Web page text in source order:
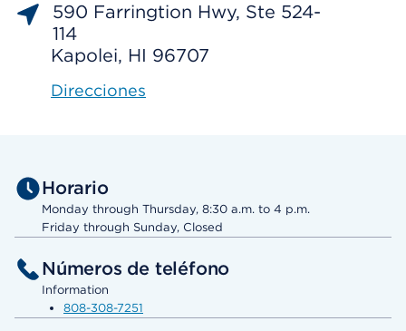
590 Farringtion Hwy, Ste 524-
114
Kapolei, HI 96707
Direcciones
Horario
Monday through Thursday, 8:30 a.m. to 4 p.m.
Friday through Sunday, Closed
Números de teléfono
Information
808-308-7251